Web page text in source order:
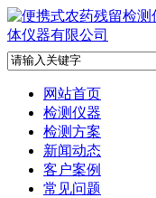
网站首页
检测仪器
检测方案
新闻动态
客户案例
常见问题